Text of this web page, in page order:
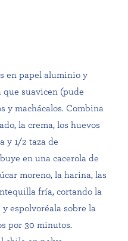
en papel aluminio y
que suavicen (pude
y machácalos. Combina
la crema, los huevos
y 1/2 taza de
en una cacerola de
moreno, la harina, las
fría, cortando la
espolvoréala sobre la
por 30 minutos.